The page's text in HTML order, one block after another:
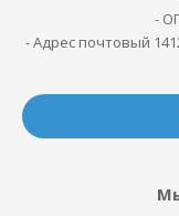
-
- Адрес почтовый